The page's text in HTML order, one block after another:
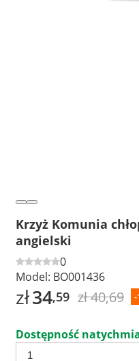
Krzyż Komunia
angielski
0
Model: BO001436
zł34,59 zł 40,69 -
Dostępność